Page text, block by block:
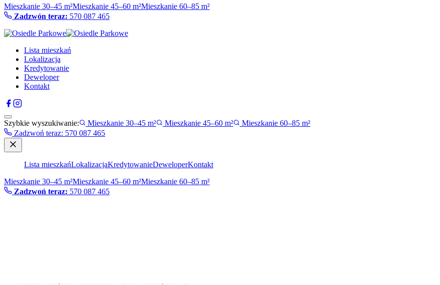
Mieszkanie 30–45 m²Mieszkanie 45–60 m²Mieszkanie 60–85 m²
Zadzwón teraz: 570 087 465
Lista mieszkań
Lokalizacja
Kredytowanie
Deweloper
Kontakt
Szybkie wyszukiwanie: Mieszkanie 30–45 m² Mieszkanie 45–60 m²
Mieszkanie 60–85 m²
Zadzwoń teraz: 570 087 465
Lista mieszkańLokalizacjaKredytowanieDeweloperKontakt
Mieszkanie 30–45 m²Mieszkanie 45–60 m²Mieszkanie 60–85 m²
Zadzwoń teraz: 570 087 465